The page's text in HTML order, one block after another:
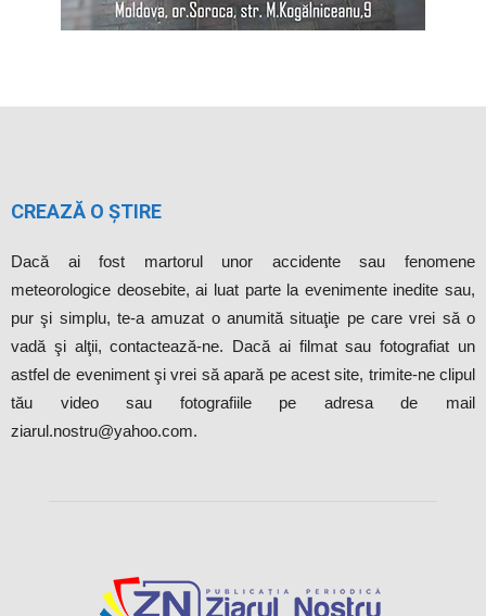
CREAZĂ O ȘTIRE
Dacă ai fost martorul unor accidente sau fenomene
meteorologice deosebite, ai luat parte la evenimente inedite sau,
pur şi simplu, te-a amuzat o anumită situaţie pe care vrei să o
vadă şi alţii, contactează-ne. Dacă ai filmat sau fotografiat un
astfel de eveniment şi vrei să apară pe acest site, trimite-ne clipul
tău video sau fotografiile pe adresa de mail
ziarul.nostru@yahoo.com.